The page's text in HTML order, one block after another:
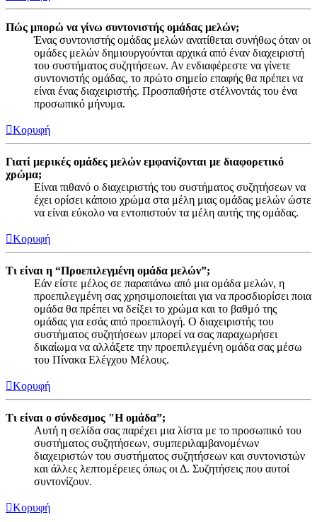
Πώς μπορώ να γίνω συντονιστής ομάδας μελών;
Ένας συντονιστής ομάδας μελών ανατίθεται συνήθως όταν οι
ομάδες μελών δημιουργούνται αρχικά από έναν διαχειριστή
του συστήματος συζητήσεων. Αν ενδιαφέρεστε να γίνετε
συντονιστής ομάδας, το πρώτο σημείο επαφής θα πρέπει να
είναι ένας διαχειριστής. Προσπαθήστε στέλνοντάς του ένα
προσωπικό μήνυμα.
Κορυφή
Γιατί μερικές ομάδες μελών εμφανίζονται με διαφορετικό
χρώμα;
Είναι πιθανό ο διαχειριστής του συστήματος συζητήσεων να
έχει ορίσει κάποιο χρώμα στα μέλη μιας ομάδας μελών ώστε
να είναι εύκολο να εντοπιστούν τα μέλη αυτής της ομάδας.
Κορυφή
Τι είναι η “Προεπιλεγμένη ομάδα μελών”;
Εάν είστε μέλος σε παραπάνω από μια ομάδα μελών, η
προεπιλεγμένη σας χρησιμοποιείται για να προσδιορίσει ποια
ομάδα θα πρέπει να δείξει το χρώμα και το βαθμό της
ομάδας για εσάς από προεπιλογή. Ο διαχειριστής του
συστήματος συζητήσεων μπορεί να σας παραχωρήσει
δικαίωμα να αλλάξετε την προεπιλεγμένη ομάδα σας μέσω
του Πίνακα Ελέγχου Μέλους.
Κορυφή
Τι είναι ο σύνδεσμος "Η ομάδα”;
Αυτή η σελίδα σας παρέχει μια λίστα με το προσωπικό του
συστήματος συζητήσεων, συμπεριλαμβανομένων
διαχειριστών του συστήματος συζητήσεων και συντονιστών
και άλλες λεπτομέρειες όπως οι Δ. Συζητήσεις που αυτοί
συντονίζουν.
Κορυφή